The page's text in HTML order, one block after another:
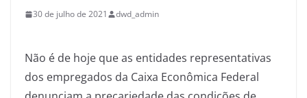
30 de julho de 2021 dwd_admin
Não é de hoje que as entidades representativas
dos empregados da Caixa Econômica Federal